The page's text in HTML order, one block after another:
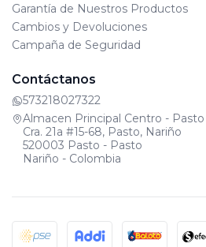
Garantía de Nuestros Productos
Cambios y Devoluciones
Campaña de Seguridad
Contáctanos
573218027322
Almacen Principal Centro - Pasto
Cra. 21a #15-68, Pasto, Nariño
520003 Pasto - Pasto
Nariño - Colombia